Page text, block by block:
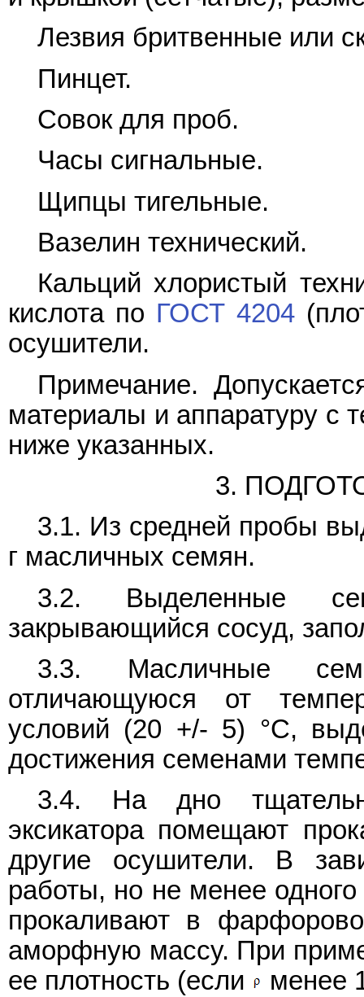
Лезвия бритвенные или
Пинцет.
Совок для проб.
Часы сигнальные.
Щипцы тигельные.
Вазелин технический.
Кальций хлористый
кислота по ГОСТ 4204
осушители.
Примечание.
материалы и аппаратуру с
ниже указанных.
3.
3.1. Из средней пробы
г масличных семян.
3.2. Выделенные
закрывающийся сосуд,
3.3. Масличные
отличающуюся от
условий (20 +/- 5) °C,
достижения семенами
3.4. На дно
эксикатора помещают
другие осушители. В
работы, но не менее
прокаливают в
аморфную массу. При
ее плотность (если
менее